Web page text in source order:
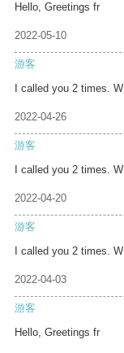
Hello, Greetings fr
2022-05-10
游客
I called you 2 times. W
2022-04-26
游客
I called you 2 times. W
2022-04-20
游客
I called you 2 times. W
2022-04-03
游客
Hello, Greetings fr